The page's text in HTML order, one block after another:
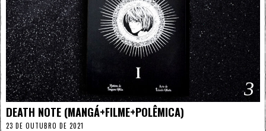
3
DEATH NOTE (MANGÁ+FILME+POLÊMICA)
23 DE OUTUBRO DE 2021